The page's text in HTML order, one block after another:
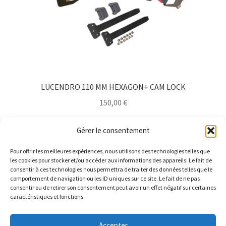
Gérer le consentement
Pour offrir les meilleures expériences, nous utilisons des technologies telles que
les cookies pour stocker et/ou accéder aux informations des appareils. Le fait de
consentir à ces technologies nous permettra de traiter des données telles que le
comportement de navigation ou les ID uniques sur ce site. Le fait de ne pas
consentir ou de retirer son consentement peut avoir un effet négatif sur certaines
caractéristiques et fonctions.
sur
la
page
LUCENDRO 110 MM HEXAGON+ CAM LOCK
150,00 €
Lire la suite
© Barthelemy Ski 2025 -Conditions générales de vente et